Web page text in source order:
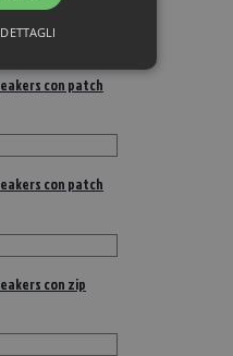
con patch
con patch
con zip